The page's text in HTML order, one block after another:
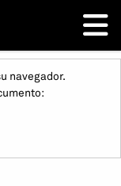
navegador.